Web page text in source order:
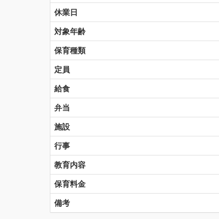
休業日
対象年齢
保育種類
定員
給食
弁当
施設
行事
教育内容
保育料金
備考